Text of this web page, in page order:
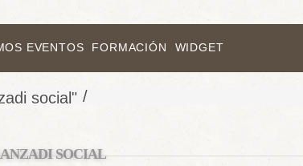
EVENTOS FORMACIÓN WIDGET
/
social"
SOCIAL